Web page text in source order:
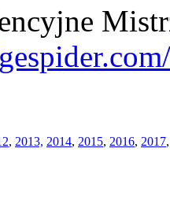
, 2013, 2014, 2015, 2016, 2017